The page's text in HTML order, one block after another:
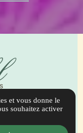
et vous donne le
souhaitez activer